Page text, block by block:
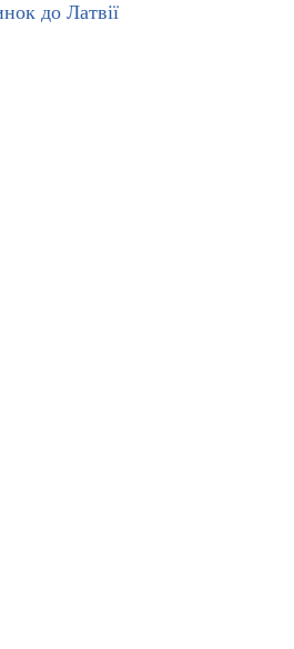
до Латвії